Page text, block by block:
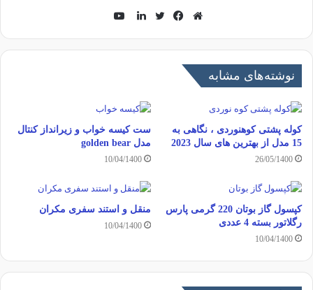
نوشته‌های مشابه
کوله پشتی کوهنوردی ، نگاهی به
15 مدل از بهترین های سال 2023
26/05/1400
ست کیسه خواب و زیرانداز کنتال
مدل golden bear
10/04/1400
کپسول گاز بوتان 220 گرمی پارس
رگلاتور بسته 4 عددی
10/04/1400
منقل و استند سفری مکران
10/04/1400